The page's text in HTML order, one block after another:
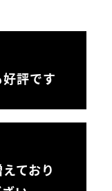
評です
ており